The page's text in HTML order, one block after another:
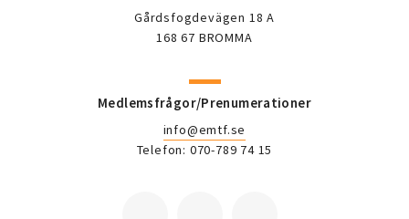
Gårdsfogdevägen 18 A
168 67 BROMMA
Medlemsfrågor/Prenumerationer
info@emtf.se
Telefon: 070-789 74 15